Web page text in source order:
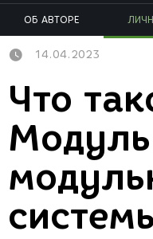
ОБ АВТОРЕ
14.04.2023
Что